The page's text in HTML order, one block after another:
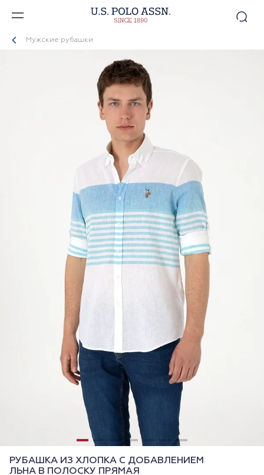
Мужские рубашки
РУБАШКА ИЗ ХЛОПКА С ДОБАВЛЕНИЕМ
ЛЬНА В ПОЛОСКУ ПРЯМАЯ